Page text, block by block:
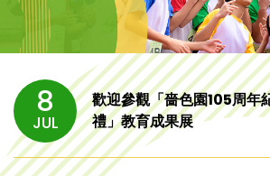
8
JUL
歡迎參觀「嗇色園105周
禮」教育成果展